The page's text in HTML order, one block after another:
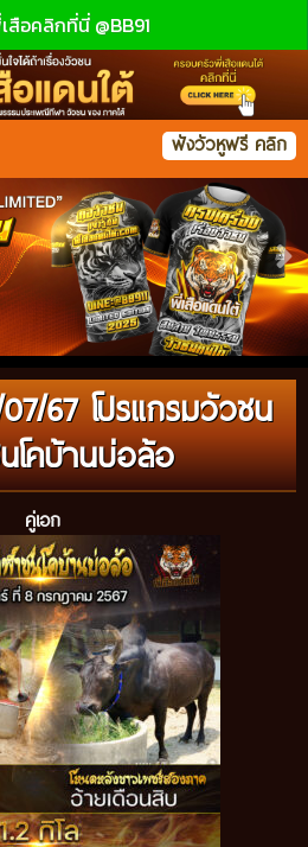
สือคลิกที่นี่ @BB91
ฟังวัวหูฟรี คลิก
67 โปรแกรมวัวชน
โคบ้านบ่อล้อ
คู่เอก